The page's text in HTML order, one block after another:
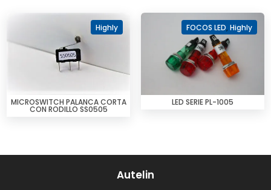
Highly
MICROSWITCH PALANCA CORTA
CON RODILLO SS0505
FOCOS LED, Highly
LED SERIE PL-1005
Autelin